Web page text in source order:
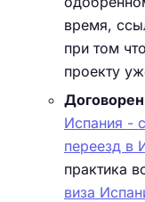
время,
при том
проекту
Испания -
переезд в
практика
виза